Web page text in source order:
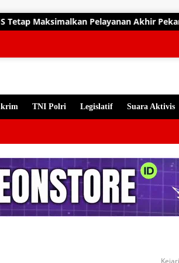
Pelayanan Akhir Pekan, Dokter
TNI Polri Legislatif Suara Aktivis